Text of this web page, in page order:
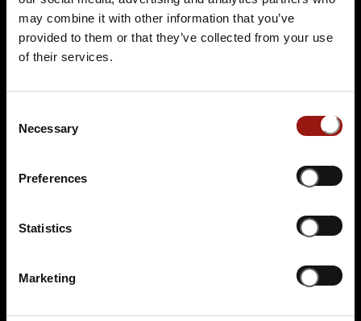
may combine it with other information that you’ve
provided to them or that they’ve collected from your use
of their services.
Selection
Necessary
Preferences
Statistics
Marketing
Krimi-begeistert sind wie wir, dann besuchen Sie
einen unserer Krimidinner Berlin Tatorte und
verbinden Sie einen Gaumenschmaus mit
Ermittler werden können.